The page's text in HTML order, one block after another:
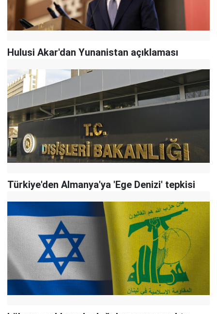
Hulusi Akar'dan Yunanistan açıklaması
Türkiye'den Almanya'ya 'Ege Denizi' tepkisi